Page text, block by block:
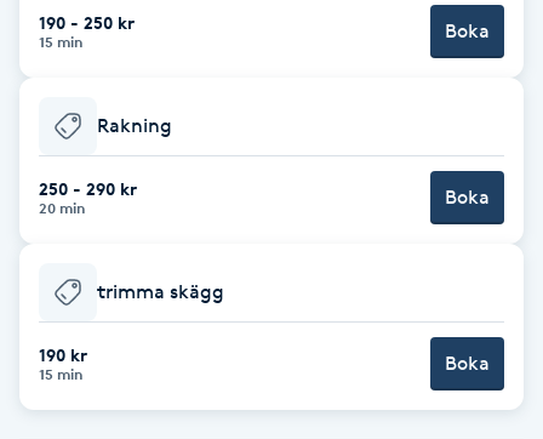
Fransborttagning
Fransfärgning
Fransförlängning
Fransförlängning Volym
Fransk manikyr
190 - 250 kr
15 min Boka
Rakning
250 - 290 kr
20 min Boka
trimma skägg
190 kr
15 min Boka